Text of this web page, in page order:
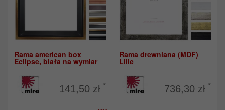
Rama american box
Eclipse, biała na wymiar
141,50 zł *
Rama drewniana (MDF)
Lille
736,30 zł *